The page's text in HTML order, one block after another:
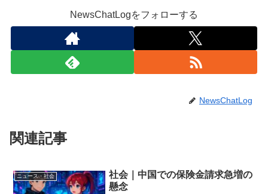
NewsChatLogをフォローする
NewsChatLog
関連記事
ニュース・社会
社会｜中国での保険金請求急増の
懸念